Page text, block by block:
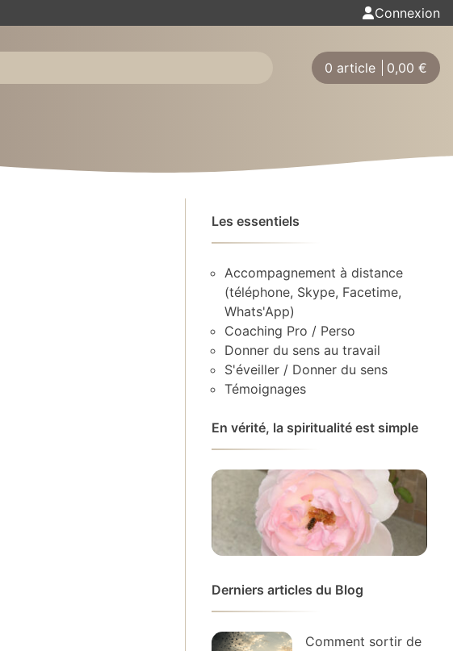
Connexion
0 article 0,00 €
Les essentiels
Accompagnement à distance
(téléphone, Skype, Facetime,
Whats'App)
Coaching Pro / Perso
Donner du sens au travail
S'éveiller / Donner du sens
Témoignages
En vérité, la spiritualité est simple
Derniers articles du Blog
Comment sortir de